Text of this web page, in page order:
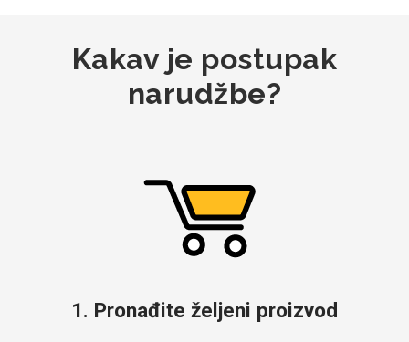
Kakav je postupak
narudžbe?
1. Pronađite željeni proizvod
MarbleMania
Crtani filmovi